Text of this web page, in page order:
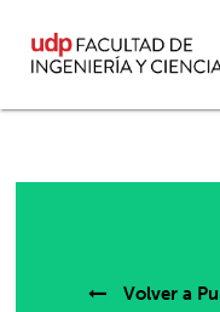
Volver a